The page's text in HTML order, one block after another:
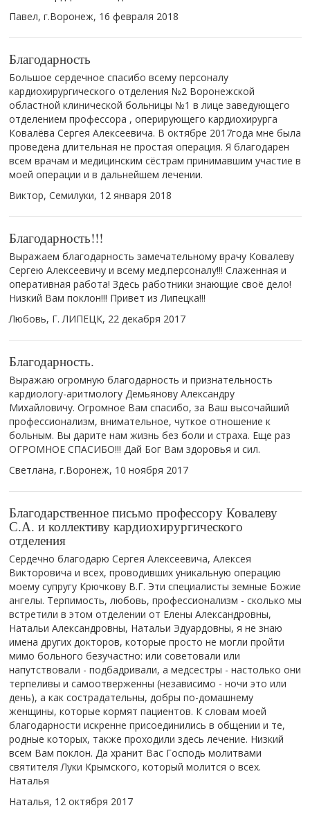
Павел, г.Воронеж, 16 февраля 2018
Благодарность
Большое сердечное спасибо всему персоналу
кардиохирургического отделения №2 Воронежской
областной клинической больницы №1 в лице заведующего
отделением профессора , оперирующего кардиохирурга
Ковалёва Сергея Алексеевича. В октябре 2017года мне была
проведена длительная не простая операция. Я благодарен
всем врачам и медицинским сёстрам принимавшим участие в
моей операции и в дальнейшем лечении.
Виктор, Семилуки, 12 января 2018
Благодарность!!!
Выражаем благодарность замечательному врачу Ковалеву
Сергею Алексеевичу и всему мед.персоналу!!! Слаженная и
оперативная работа! Здесь работники знающие своё дело!
Низкий Вам поклон!!! Привет из Липецка!!!
Любовь, Г. ЛИПЕЦК, 22 декабря 2017
Благодарность.
Выражаю огромную благодарность и признательность
кардиологу-аритмологу Демьянову Александру
Михайловичу. Огромное Вам спасибо, за Ваш высочайший
профессионализм, внимательное, чуткое отношение к
больным. Вы дарите нам жизнь без боли и страха. Еще раз
ОГРОМНОЕ СПАСИБО!!! Дай Бог Вам здоровья и сил.
Светлана, г.Воронеж, 10 ноября 2017
Благодарственное письмо профессору Ковалеву
С.А. и коллективу кардиохирургического
отделения
Сердечно благодарю Сергея Алексеевича, Алексея
Викторовича и всех, проводивших уникальную операцию
моему супругу Крючкову В.Г. Эти специалисты земные Божие
ангелы. Терпимость, любовь, профессионализм - сколько мы
встретили в этом отделении от Елены Александровны,
Натальи Александровны, Натальи Эдуардовны, я не знаю
имена других докторов, которые просто не могли пройти
мимо больного безучастно: или советовали или
напутствовали - подбадривали, а медсестры - настолько они
терпеливы и самоотверженны (независимо - ночи это или
день), а как сострадательны, добры по-домашнему
женщины, которые кормят пациентов. К словам моей
благодарности искренне присоединились в общении и те,
родные которых, также проходили здесь лечение. Низкий
всем Вам поклон. Да хранит Вас Господь молитвами
святителя Луки Крымского, который молится о всех.
Наталья
Наталья, 12 октября 2017